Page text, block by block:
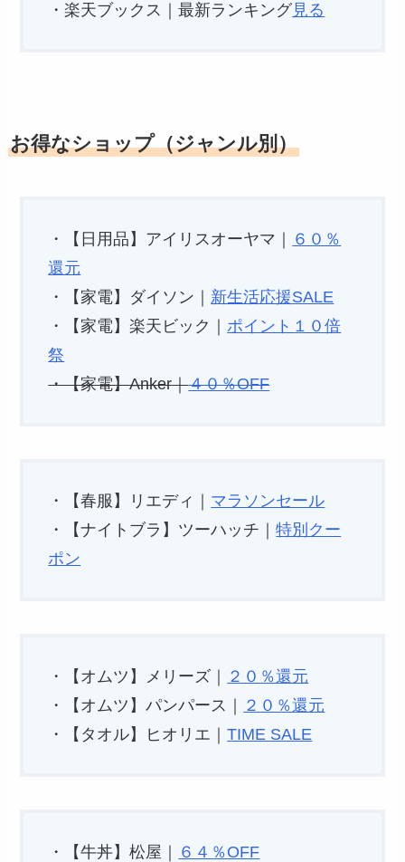
・楽天ブックス｜最新ランキング見る
お得なショップ（ジャンル別）
・【日用品】アイリスオーヤマ｜ ６０％
還元
・【家電】ダイソン｜ 新生活応援SALE
・【家電】楽天ビック｜ ポイント１０倍
祭
・【家電】Anker｜４０％OFF
・【春服】リエディ｜ マラソンセール
・【ナイトブラ】ツーハッチ｜特別クー
ポン
・【オムツ】メリーズ｜ ２０％還元
・【オムツ】パンパース｜ ２０％還元
・【タオル】ヒオリエ｜TIME SALE
・【牛丼】松屋｜ ６４％OFF